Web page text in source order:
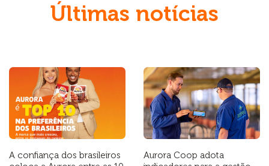
Últimas notícias
A confiança dos brasileiros
Aurora Coop adota